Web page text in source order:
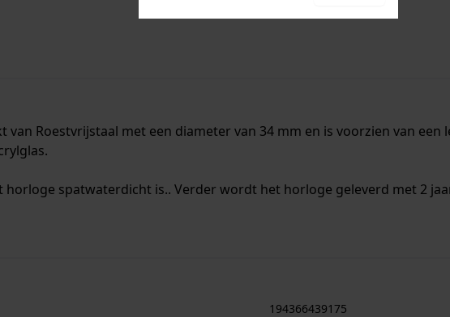
Roestvrijstaal met een diameter van 34 mm en is voorzien van een
horloge spatwaterdicht is.. Verder wordt het horloge geleverd met 2
194366439175